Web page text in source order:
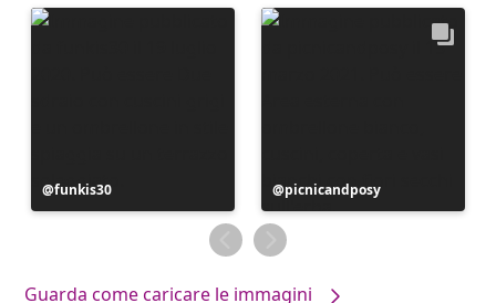
Post
pubblicato
funkis30
Post
pubblicato
da
picnicandposy
Guarda come caricare le immagini